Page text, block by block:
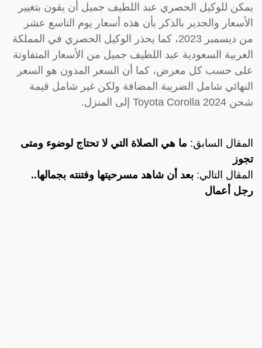
يمكن للوكيل الحصري عبد اللطيف جميل أن يقون بتغيير
الأسعار والجدير بالذكر بأن هذه أسعار يوم التاسع عشر
من ديسمبر 2023، كما يحذر الوكيل الحصري في المملكة
العربية السعودية عبد اللطيف جميل من الأسعار المتفاوتة
على حسب كل معرض، كما أن السعر المدون هو السعر
النهائي شامل الضريبة المضافة ولكن غير شامل قيمة
شحن Toyota Corolla 2024 إلى المنزل.
المقال السابق: ما هي الصلاة التي لا تحتاج لوضوء ومتى
تجوز
المقال التالي: بعد أن شاهد مسرحيتها وفتنته بجمالها..
رجل أعمال